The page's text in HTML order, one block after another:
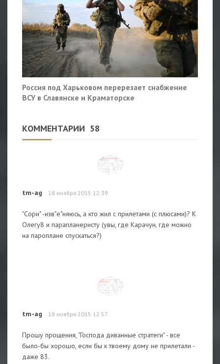
Россия под Харьковом перерезает снабжение
ВСУ в Славянске и Краматорске
КОММЕНТАРИИ 58
tm-ag 18 ноября 2015 12:39
"Сори" -изв"е"няюсь, а кто жил с прилетами (с плюсами)? К
Олегу8 и парапланеристу (увы, где Карачун, где можно
на пароплане спускаться?)
tm-ag 18 ноября 2015 12:57
Прошу прощения, "Господа диванные стратеги" - все
было-бы хорошо, если бы к твоему дому не прилетали -
даже 83.